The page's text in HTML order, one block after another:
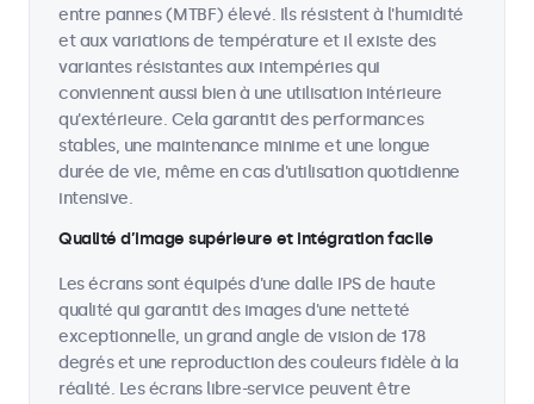
entre pannes (MTBF) élevé. Ils résistent à l'humidité
et aux variations de température et il existe des
variantes résistantes aux intempéries qui
conviennent aussi bien à une utilisation intérieure
qu'extérieure. Cela garantit des performances
stables, une maintenance minime et une longue
durée de vie, même en cas d'utilisation quotidienne
intensive.
Qualité d’image supérieure et intégration facile
Les écrans sont équipés d'une dalle IPS de haute
qualité qui garantit des images d'une netteté
exceptionnelle, un grand angle de vision de 178
degrés et une reproduction des couleurs fidèle à la
réalité. Les écrans libre-service peuvent être